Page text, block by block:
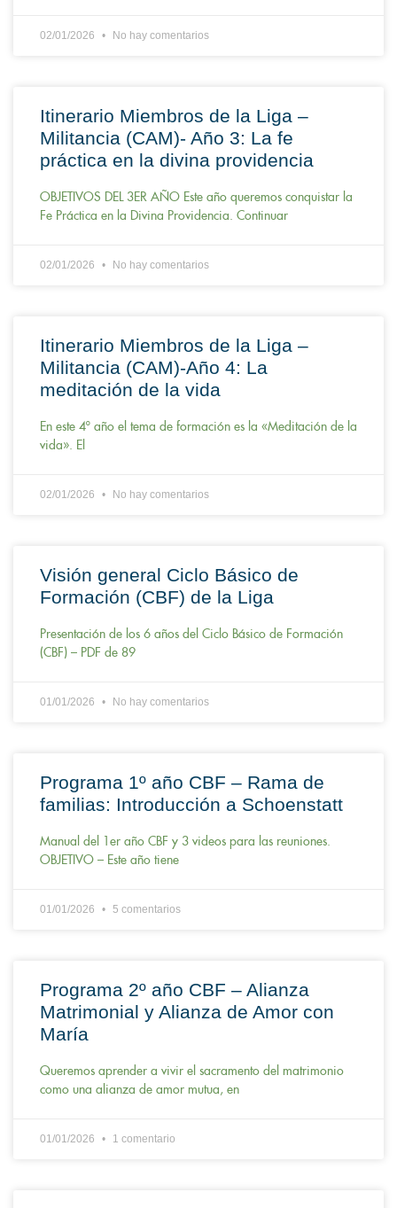
02/01/2026 No hay comentarios
Itinerario Miembros de la Liga –
Militancia (CAM)- Año 3: La fe
práctica en la divina providencia
OBJETIVOS DEL 3ER AÑO Este año queremos conquistar la
Fe Práctica en la Divina Providencia. Continuar
02/01/2026 No hay comentarios
Itinerario Miembros de la Liga –
Militancia (CAM)-Año 4: La
meditación de la vida
En este 4º año el tema de formación es la «Meditación de la
vida». El
02/01/2026 No hay comentarios
Visión general Ciclo Básico de
Formación (CBF) de la Liga
Presentación de los 6 años del Ciclo Básico de Formación
(CBF) – PDF de 89
01/01/2026 No hay comentarios
Programa 1º año CBF – Rama de
familias: Introducción a Schoenstatt
Manual del 1er año CBF y 3 videos para las reuniones.
OBJETIVO – Este año tiene
01/01/2026 5 comentarios
Programa 2º año CBF – Alianza
Matrimonial y Alianza de Amor con
María
Queremos aprender a vivir el sacramento del matrimonio
como una alianza de amor mutua, en
01/01/2026 1 comentario